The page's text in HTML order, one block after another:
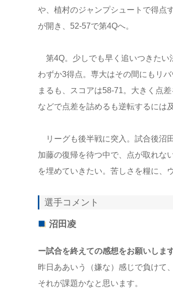
や、植村のジャンプシュートで得点
が開き、52-57で第4Qへ。
第4Q。少しでも早く追いつきたい
わずか3得点。専大はその間にもリ
まるも、スコアは58-71。大きく点
などで点差を詰めるも逆転するに
リーグも後半戦に突入。試合後沼
加藤の復帰を待つ中で、点が取れな
を埋めていきたい。苦しさを糧に、
選手コメント
沼田凌
ー試合を終えての感想をお願いしま
昨日ああいう（嫌な）感じで負けて
それが課題かなと思います。